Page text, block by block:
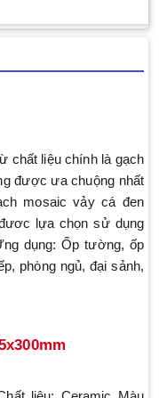
chất liệu chính là gạch
được ưa chuộng nhất
mosaic vảy cá đen
lựa chọn sử dụng
dụng: Ốp tường, ốp
phòng ngủ, đại sảnh,